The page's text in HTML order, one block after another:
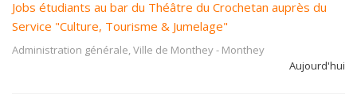
Jobs étudiants au bar du Théâtre du Crochetan auprès du
Service "Culture, Tourisme & Jumelage"
Administration générale, Ville de Monthey- Monthey
Aujourd'hui